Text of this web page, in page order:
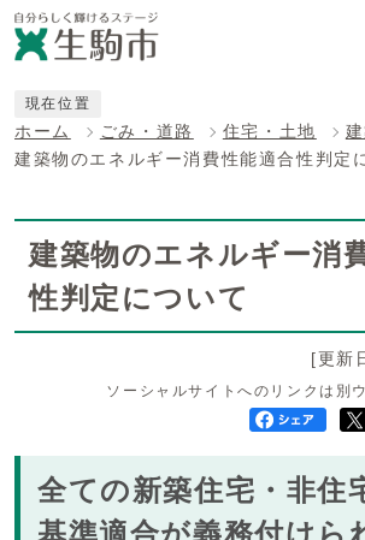
現在位置
ホーム ごみ・道路 住宅・土地
建築物のエネルギー消費性能適合性判定
建築物のエネルギー消
性判定について
[更新
ソーシャルサイトへのリンクは別
全ての新築住宅・非住
基準適合が義務付けら